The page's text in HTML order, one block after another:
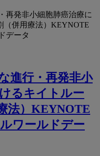
進行・再発非小
るキイトルー
法）KEYNOTE
ワールドデー